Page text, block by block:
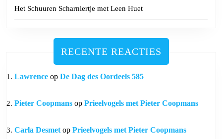
Het Schuuren Scharniertje met Leen Huet
RECENTE REACTIES
Lawrence op De Dag des Oordeels 585
Pieter Coopmans op Prieelvogels met Pieter Coopmans
Carla Desmet op Prieelvogels met Pieter Coopmans